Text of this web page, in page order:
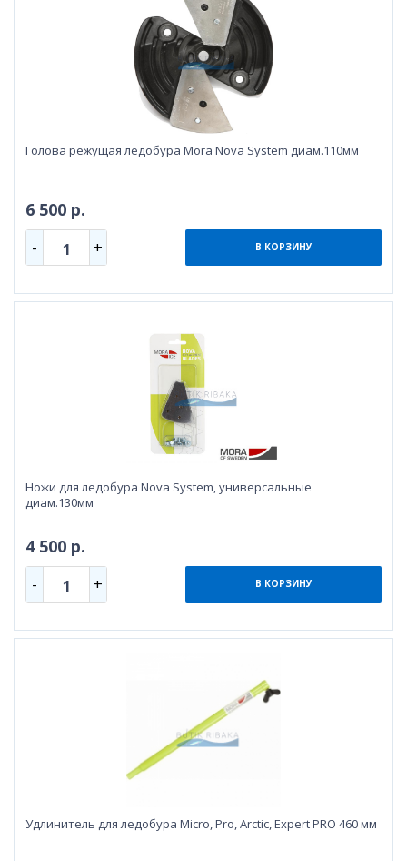
Голова режущая ледобура Mora Nova System диам.110мм
6 500 р.
- 1 + В КОРЗИНУ
Ножи для ледобура Nova System, универсальные
диам.130мм
4 500 р.
- 1 + В КОРЗИНУ
Удлинитель для ледобура Micro, Pro, Arctic, Expert PRO 460 мм